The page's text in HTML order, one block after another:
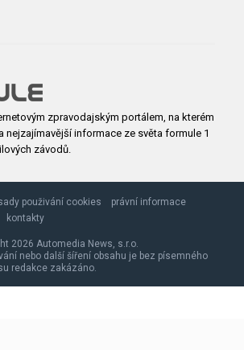
zpravodajským portálem, na kterém
nejzajímavější informace ze světa formule 1
závodů.
použivání cookies
právní informace
kontakty
2026 Automedia News, s.r.o.
nebo další šíření obsahu je bez písemného
redakce zakázáno.